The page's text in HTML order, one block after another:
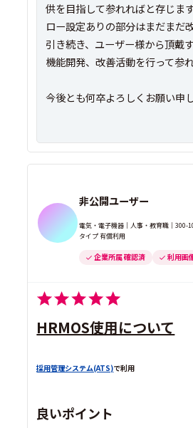
供を目指して参れればと存じま
ロー設定ありの部分はまだまだ
引き続き、ユーザー様から頂戴
機能開発、改善活動を行って参
今後とも何卒よろしくお願い申
非公開ユーザー
電気・電子機器｜人事・教育職｜300-
タイプ 有償利用
企業所属 確認済 利用画
HRMOS使用について
採用管理システム(ATS)で利用
良いポイント